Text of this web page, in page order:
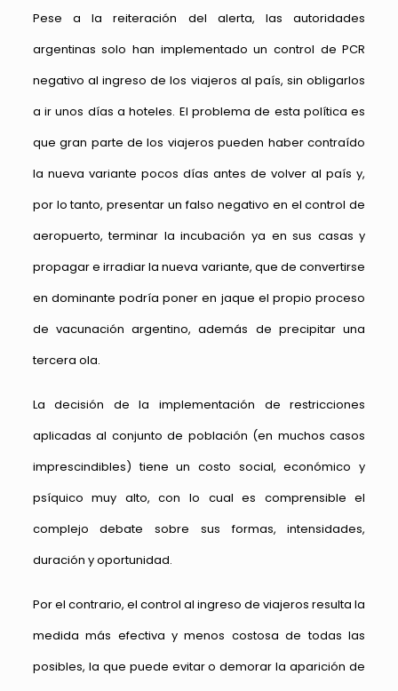
Pese a la reiteración del alerta, las autoridades
argentinas solo han implementado un control de PCR
negativo al ingreso de los viajeros al país, sin obligarlos
a ir unos días a hoteles. El problema de esta política es
que gran parte de los viajeros pueden haber contraído
la nueva variante pocos días antes de volver al país y,
por lo tanto, presentar un falso negativo en el control de
aeropuerto, terminar la incubación ya en sus casas y
propagar e irradiar la nueva variante, que de convertirse
en dominante podría poner en jaque el propio proceso
de vacunación argentino, además de precipitar una
tercera ola.
La decisión de la implementación de restricciones
aplicadas al conjunto de población (en muchos casos
imprescindibles) tiene un costo social, económico y
psíquico muy alto, con lo cual es comprensible el
complejo debate sobre sus formas, intensidades,
duración y oportunidad.
Por el contrario, el control al ingreso de viajeros resulta la
medida más efectiva y menos costosa de todas las
posibles, la que puede evitar o demorar la aparición de